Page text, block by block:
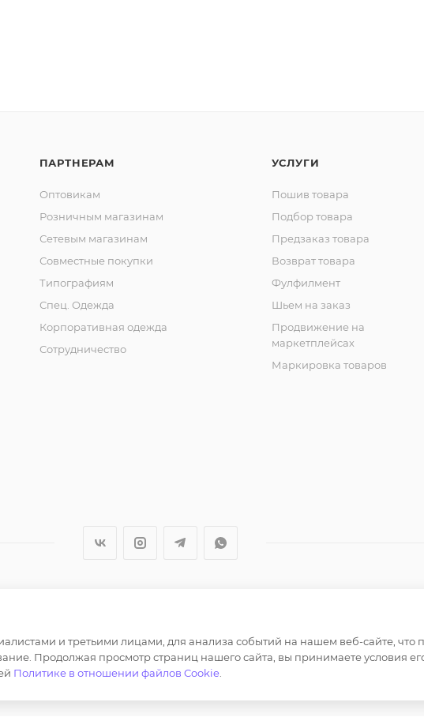
ПАРТНЕРАМ
Оптовикам
Розничным магазинам
Сетевым магазинам
Совместные покупки
Типографиям
Спец. Одежда
Корпоративная одежда
Сотрудничество
УСЛУГИ
Пошив товара
Подбор товара
Предзаказ товара
Возврат товара
Фулфилмент
Шьем на заказ
Продвижение на
маркетплейсах
Маркировка товаров
не является публичной офертой определяемой положениями
опубликованных на https://opt-milena.ru, допустимо только при
и третьими лицами, для анализа событий на нашем веб-сайте, что
Продолжая просмотр страниц нашего сайта, вы принимаете условия
Политике в отношении файлов Cookie